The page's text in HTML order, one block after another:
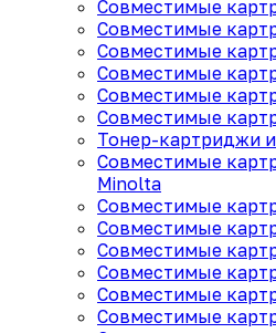
Совместимые
Совместимые
Совместимые
Совместимые
Совместимые
Совместимые
Тонер-картриджи
Совместимые
Minolta
Совместимые
Совместимые
Совместимые
Совместимые
Совместимые
Совместимые